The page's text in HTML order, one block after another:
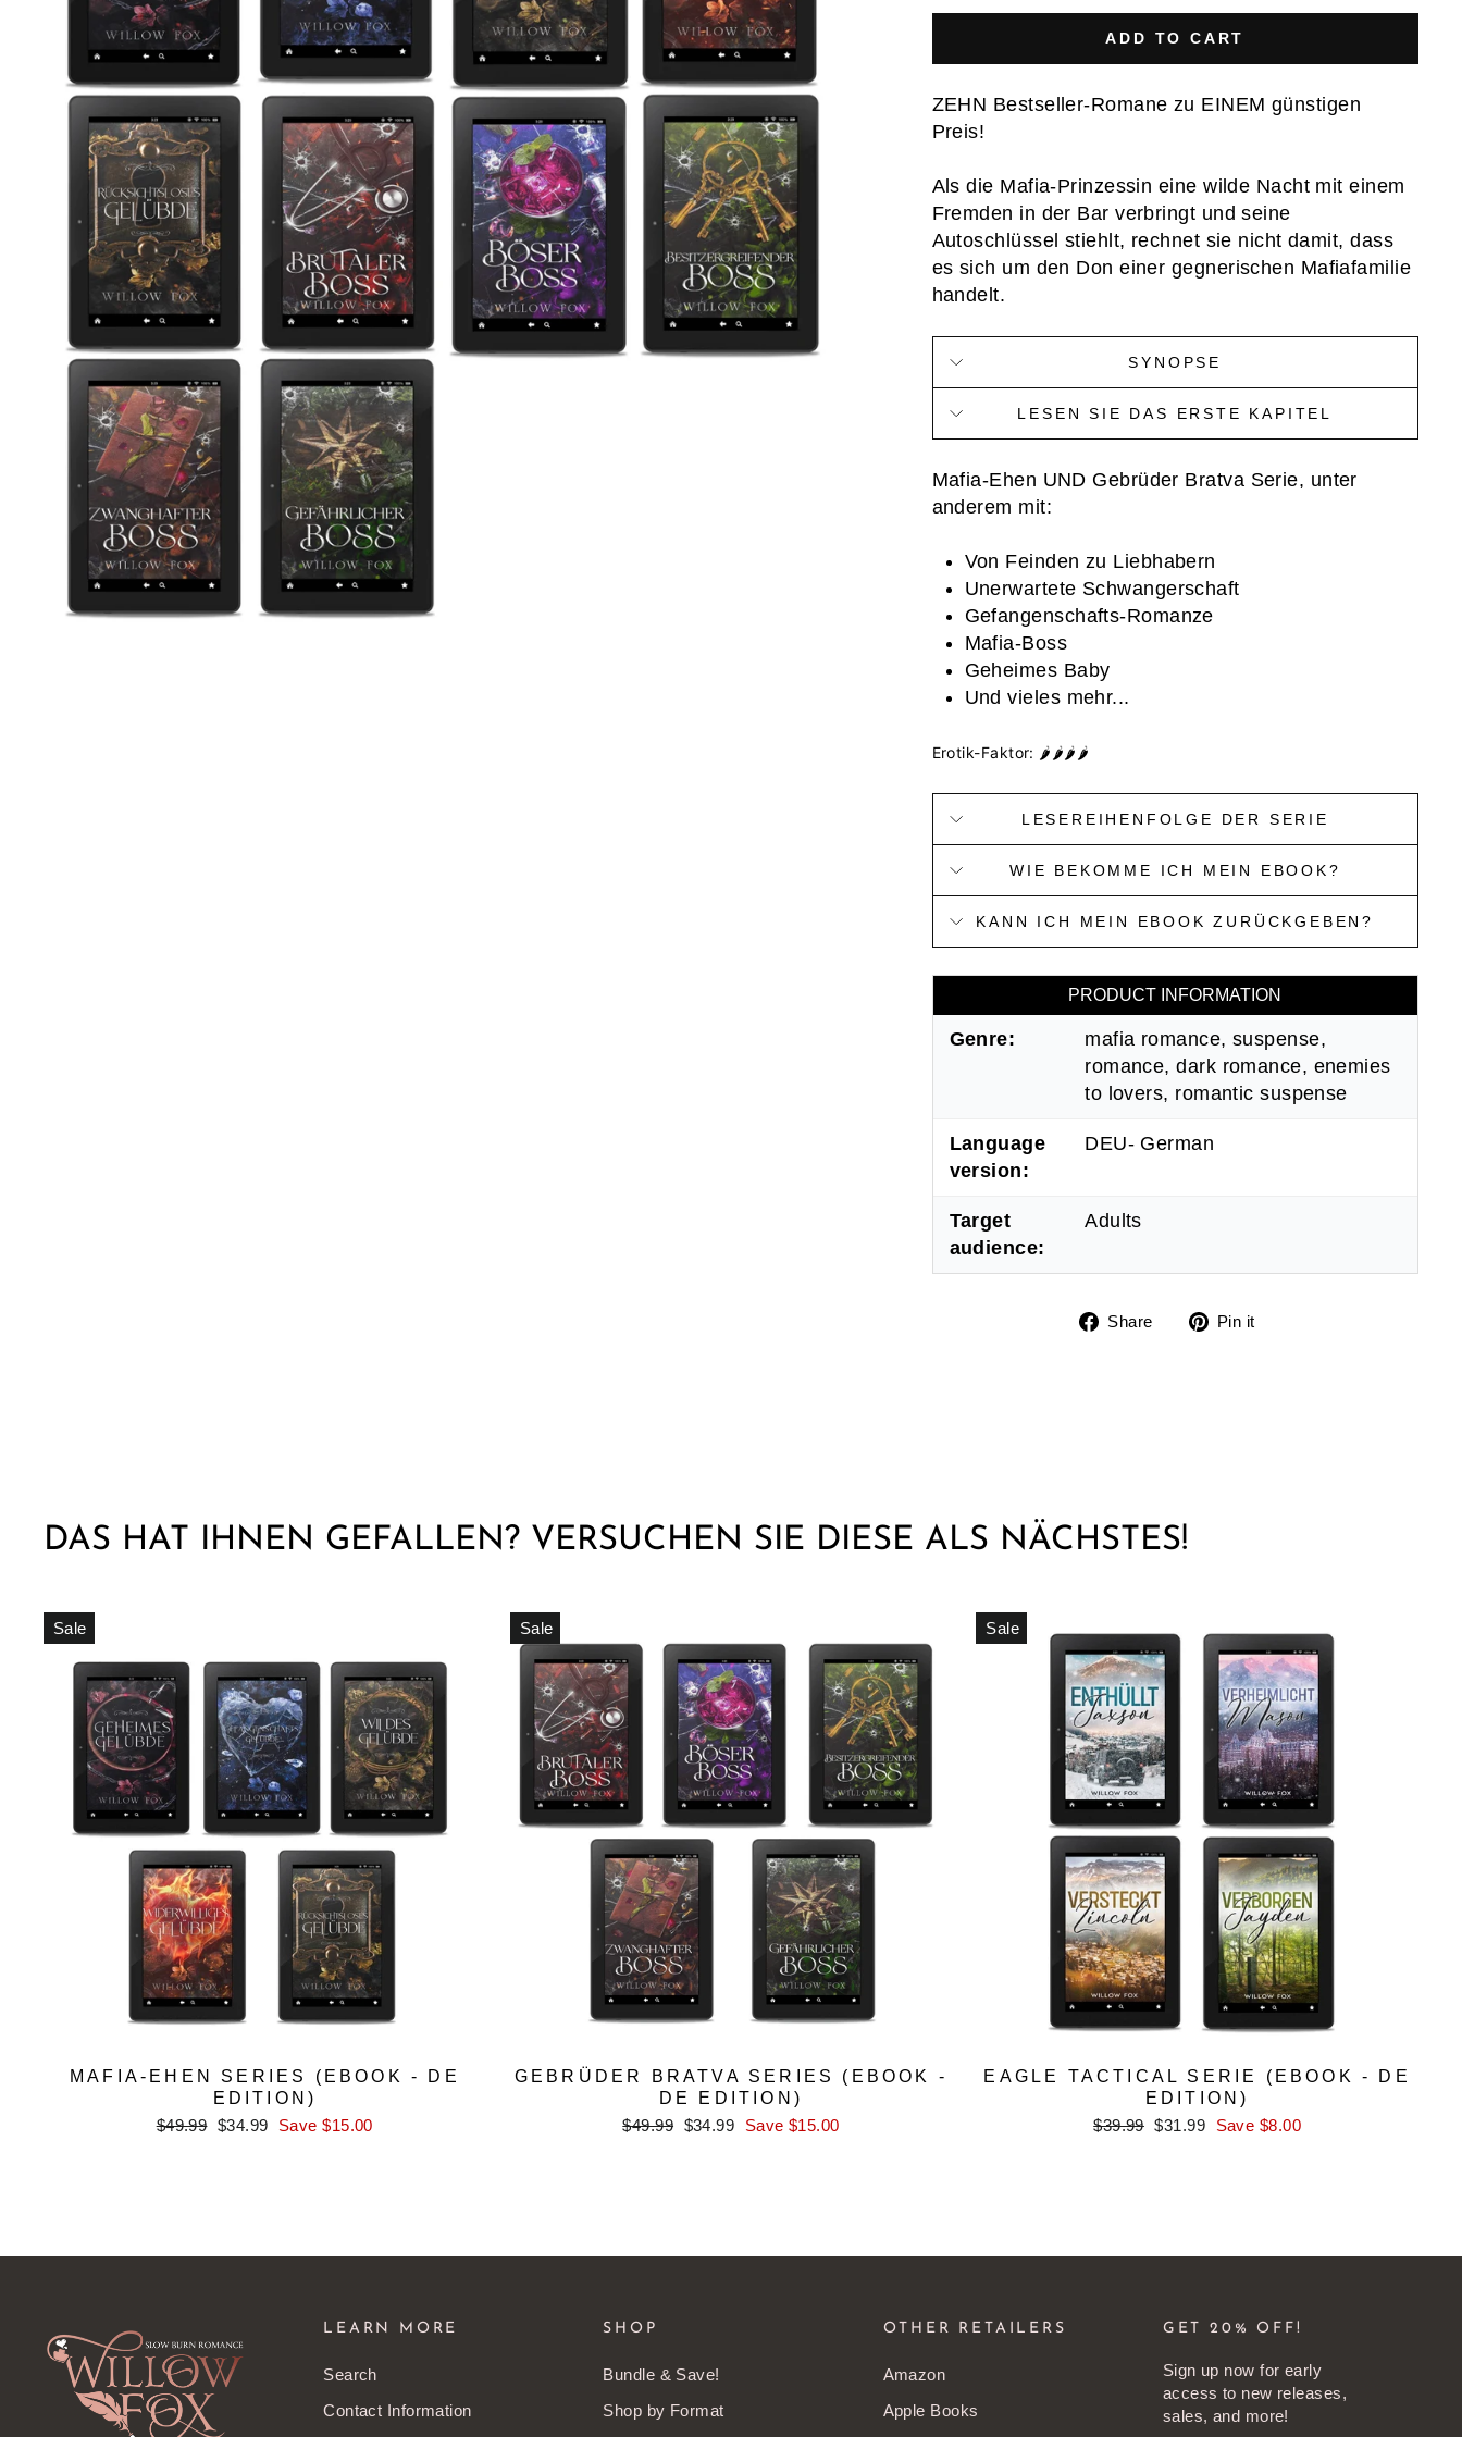
ADD TO CART
ZEHN Bestseller-Romane zu EINEM günstigen
Preis!
Als die Mafia-Prinzessin eine wilde Nacht mit einem
Fremden in der Bar verbringt und seine
Autoschlüssel stiehlt, rechnet sie nicht damit, dass
es sich um den Don einer gegnerischen Mafiafamilie
handelt.
SYNOPSE
LESEN SIE DAS ERSTE KAPITEL
Mafia-Ehen UND Gebrüder Bratva Serie, unter
anderem mit:
Von Feinden zu Liebhabern
Unerwartete Schwangerschaft
Gefangenschafts-Romanze
Mafia-Boss
Geheimes Baby
Und vieles mehr...
Erotik-Faktor: 🌶🌶🌶🌶
LESEREIHENFOLGE DER SERIE
WIE BEKOMME ICH MEIN EBOOK?
KANN ICH MEIN EBOOK ZURÜCKGEBEN?
PRODUCT INFORMATION
Genre:
mafia romance, suspense,
romance, dark romance, enemies
to lovers, romantic suspense
Language
version:
DEU- German
Target
audience:
Adults
Share
SharePin it
DAS HAT IHNEN GEFALLEN? VERSUCHEN SIE DIESE ALS NÄCHSTES!
Sale
MAFIA-EHEN SERIES (EBOOK - DE
EDITION)
Regular
$49.99 Sale
$34.99 Save $15.00
Sale
GEBRÜDER BRATVA SERIES (EBOOK -
DE EDITION)
Regular
$49.99 Sale
$34.99 Save $15.00
Sale
EAGLE TACTICAL SERIE (EBOOK - DE
EDITION)
Regular
$39.99 Sale
$31.99 Save $8.00
LEARN MORE
Search
Contact Information
SHOP
Bundle & Save!
Shop by Format
OTHER RETAILERS
Amazon
Apple Books
GET 20% OFF!
Sign up now for early
access to new releases,
sales, and more!